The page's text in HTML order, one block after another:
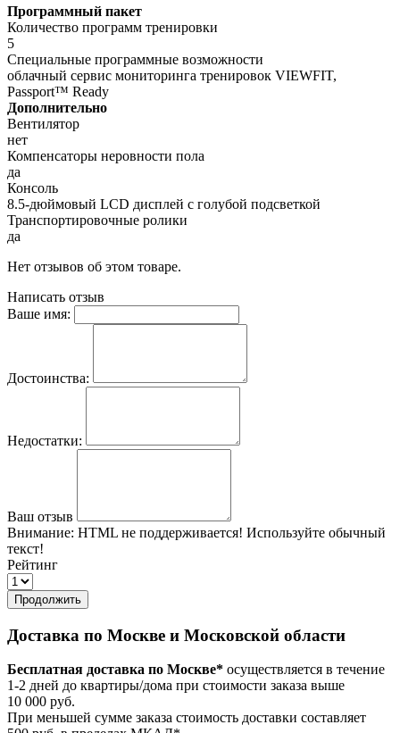
Программный пакет
Количество программ тренировки
5
Специальные программные возможности
облачный сервис мониторинга тренировок VIEWFIT,
Passport™ Ready
Дополнительно
Вентилятор
нет
Компенсаторы неровности пола
да
Консоль
8.5-дюймовый LCD дисплей с голубой подсветкой
Транспортировочные ролики
да
Нет отзывов об этом товаре.
Написать отзыв
Ваше имя:
Достоинства:
Недостатки:
Ваш отзыв
Внимание: HTML не поддерживается! Используйте обычный
текст!
Рейтинг
Продолжить
Доставка по Москве и Московской области
Бесплатная доставка по Москве* осуществляется в течение
1-2 дней до квартиры/дома при стоимости заказа выше
10 000 руб.
При меньшей сумме заказа стоимость доставки составляет